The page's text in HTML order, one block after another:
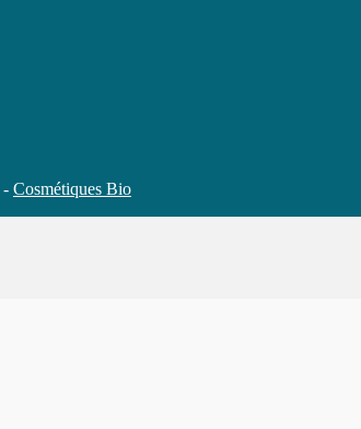
- Cosmétiques Bio